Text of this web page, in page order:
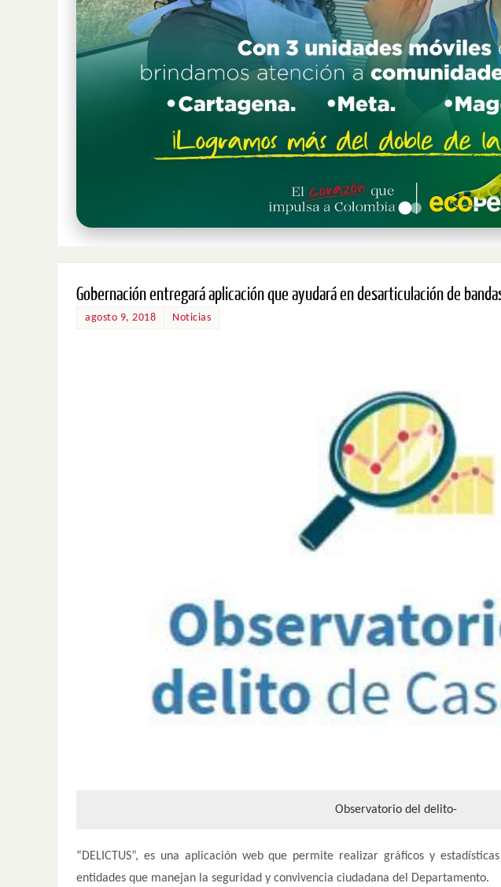
Gobernación entregará aplicación que ayudará en desarticulación de
agosto 9, 2018 Noticias
Observatorio del delito-
“DELICTUS”, es una aplicación web que permite realizar gráficos y
entidades que manejan la seguridad y convivencia ciudadana del Departamento.